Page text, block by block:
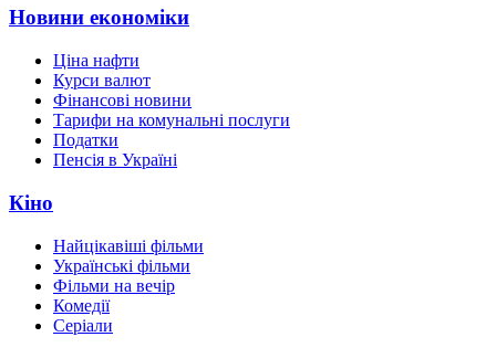
Новини економіки
Ціна нафти
Курси валют
Фінансові новини
Тарифи на комунальні послуги
Податки
Пенсія в Україні
Кіно
Найцікавіші фільми
Українські фільми
Фільми на вечір
Комедії
Серіали